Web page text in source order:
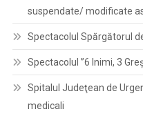
suspendate/ modificate
Spectacolul Spărgătorul
Spectacolul ”6 Inimi, 3
Spitalul Judeţean de
medicali